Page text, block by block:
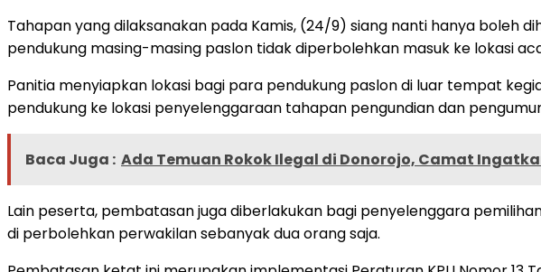
Tahapan yang dilaksanakan pada Kamis, (24/9) siang nanti hanya boleh
pendukung masing-masing paslon tidak diperbolehkan masuk ke lokasi
Panitia menyiapkan lokasi bagi para pendukung paslon di luar tempat
pendukung ke lokasi penyelenggaraan tahapan pengundian dan
Baca Juga : Ada Temuan Rokok Ilegal di Donorojo, Camat
Lain peserta, pembatasan juga diberlakukan bagi penyelenggara
di perbolehkan perwakilan sebanyak dua orang saja.